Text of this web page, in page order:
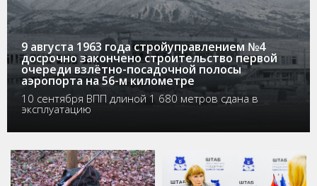
9 августа 1963 года стройуправлением №4
досрочно закончено строительство первой
очереди взлётно-посадочной полосы
аэропорта на 56-м километре
10 сентября ВПП длиной 1 680 метров сдана в
эксплуатацию